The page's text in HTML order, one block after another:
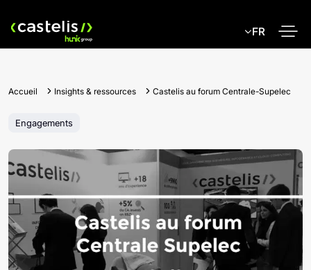
FR
Accueil Insights & ressources Castelis au forum Centrale-Supelec
Engagements